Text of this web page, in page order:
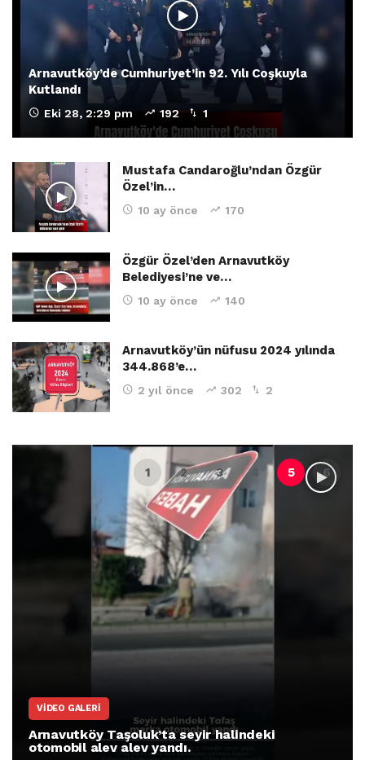
Arnavutköy’de Cumhuriyet’in 92. Yılı Coşkuyla
Kutlandı
Eki 28, 2:29 pm 192 1
Mustafa Candaroğlu’ndan Özgür
Özel’in…
10 ay önce 170
Özgür Özel’den Arnavutköy
Belediyesi’ne ve…
10 ay önce 140
Arnavutköy’ün nüfusu 2024 yılında
344.868’e…
2 yıl önce 302 2
VIDEO GALERI
Arnavutköy Taşoluk’ta seyir halindeki
otomobil alev alev yandı.